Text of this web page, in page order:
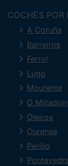
COCHES POR
A Coruña
Barreiros
Ferrol
Lugo
Mourente
O
Oleiros
Ourense
Perillo